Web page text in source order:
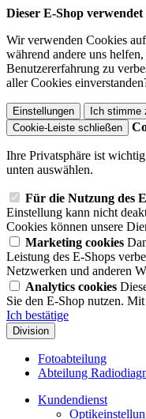
Dieser E-Shop verwendet
Wir verwenden Cookies
während andere uns
Benutzererfahrung zu
aller Cookies
Einstellungen
Ich stimme
Cookie-Leiste schließen
Ihre Privatsphäre ist
unten auswählen.
Für die Nutzung des
Einstellung kann nicht
Cookies können unsere
Marketing cookies
Leistung des E-Shops
Netzwerken und anderen
Analytics cookies
Sie den E-Shop nutzen.
Ich bestätige
Division
Fotoabteilung
Abteilung
Kundendienst